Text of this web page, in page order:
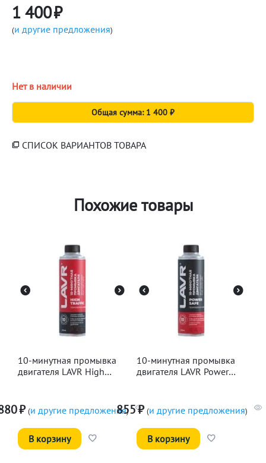
1 400₽
(и другие предложения)
Нет в наличии
Общая сумма: 1 400 ₽
СПИСОК ВАРИАНТОВ ТОВАРА
Похожие товары
10-минутная промывка
двигателя LAVR High
₽ (и другие предложения)
В корзину
10-минутная промывка
двигателя LAVR Power
855₽ (и другие предложения)
В корзину